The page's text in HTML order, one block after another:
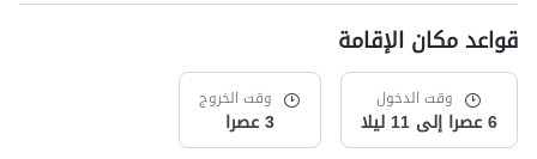
قواعد مكان الإقامة
وقت الدخول
6 عصرا إلى 11 ليلا
وقت الخروج
3 عصرا